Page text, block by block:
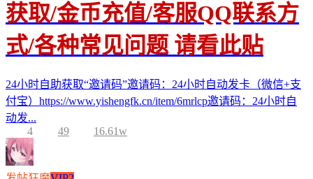
获取/金币充值/客服QQ联系方
式/各种常见问题 请看此贴
24小时自助获取“邀请码”邀请码：24小时自动发卡（微信+支
付宝）https://www.yishengfk.cn/item/6mrlcp邀请码：24小时自
动发...
4
49 16.61w